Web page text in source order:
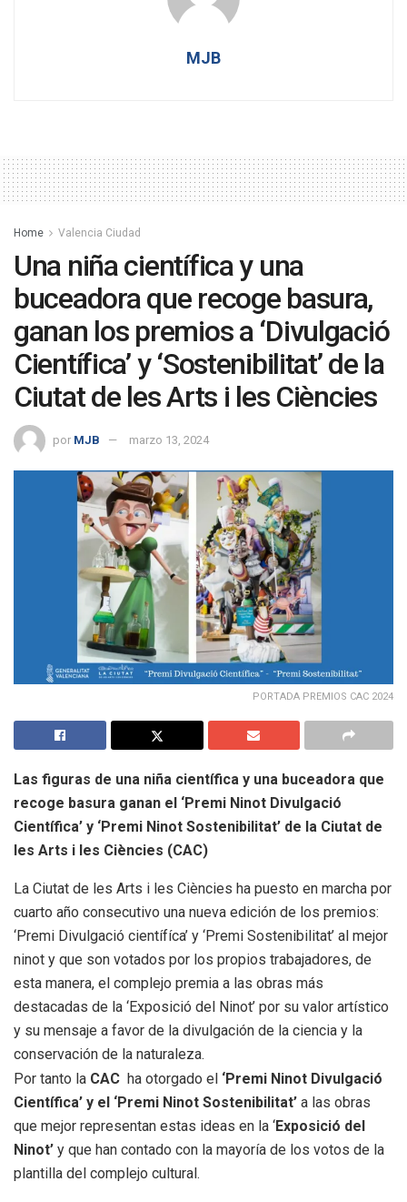
MJB
Home Valencia Ciudad
Una niña científica y una
buceadora que recoge basura,
ganan los premios a ‘Divulgació
Científica’ y ‘Sostenibilitat’ de la
Ciutat de les Arts i les Ciències
por MJB marzo 13, 2024
PORTADA PREMIOS CAC 2024
Las figuras de una niña científica y una buceadora que
recoge basura ganan el ‘Premi Ninot Divulgació
Científica’ y ‘Premi Ninot Sostenibilitat’ de la Ciutat de
les Arts i les Ciències (CAC)
La Ciutat de les Arts i les Ciències ha puesto en marcha por
cuarto año consecutivo una nueva edición de los premios:
‘Premi Divulgació científíca’ y ‘Premi Sostenibilitat’ al mejor
ninot y que son votados por los propios trabajadores, de
esta manera, el complejo premia a las obras más
destacadas de la ‘Exposició del Ninot’ por su valor artístico
y su mensaje a favor de la divulgación de la ciencia y la
conservación de la naturaleza.
Por tanto la CAC ha otorgado el ‘Premi Ninot Divulgació
Científica’ y el ‘Premi Ninot Sostenibilitat’ a las obras
que mejor representan estas ideas en la ‘Exposició del
Ninot’ y que han contado con la mayoría de los votos de la
plantilla del complejo cultural.